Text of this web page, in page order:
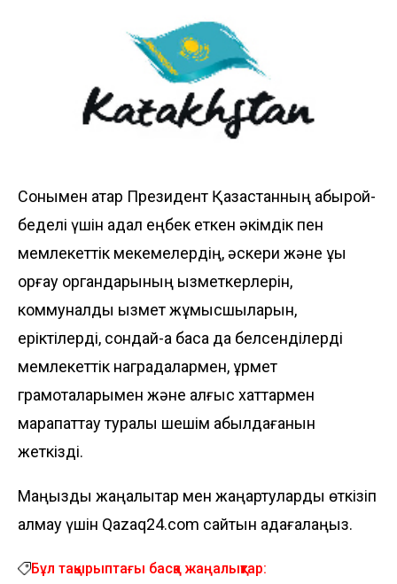
Сонымен қатар Президент Қазақстанның абырой-
беделі үшін адал еңбек еткен әкімдік пен
мемлекеттік мекемелердің, әскери және құқық
қорғау органдарының қызметкерлерін,
коммуналдық қызмет жұмысшыларын,
еріктілерді, сондай-ақ басқа да белсенділерді
мемлекеттік наградалармен, құрмет
грамоталарымен және алғыс хаттармен
марапаттау туралы шешім қабылдағанын
жеткізді.
Маңызды жаңалықтар мен жаңартуларды өткізіп
алмау үшін Qazaq24.com сайтын қадағалаңыз.
Бұл тақырыптағы басқа жаңалықтар: